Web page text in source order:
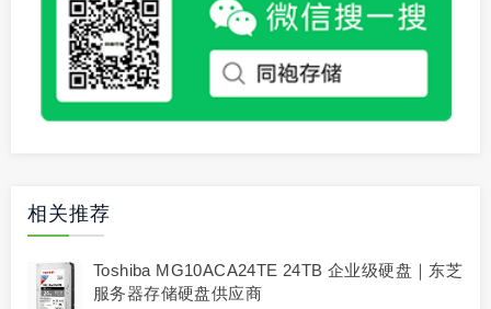
相关推荐
Toshiba MG10ACA24TE 24TB 企业级硬盘｜东芝
服务器存储硬盘供应商